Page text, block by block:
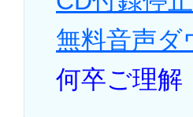
無料音声ダ
何卒ご理解